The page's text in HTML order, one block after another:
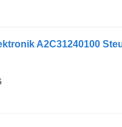
A2C31240100